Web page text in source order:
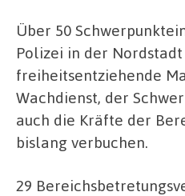
Über 50
Polizei in der
freiheitsentziehende
Wachdienst, der
auch die Kräfte der
bislang verbuchen.
29